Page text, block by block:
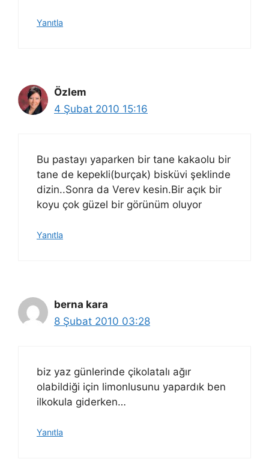
Yanıtla
Özlem
4 Şubat 2010 15:16
Bu pastayı yaparken bir tane kakaolu bir
tane de kepekli(burçak) bisküvi şeklinde
dizin..Sonra da Verev kesin.Bir açık bir
koyu çok güzel bir görünüm oluyor
Yanıtla
berna kara
8 Şubat 2010 03:28
biz yaz günlerinde çikolatalı ağır
olabildiği için limonlusunu yapardık ben
ilkokula giderken…
Yanıtla